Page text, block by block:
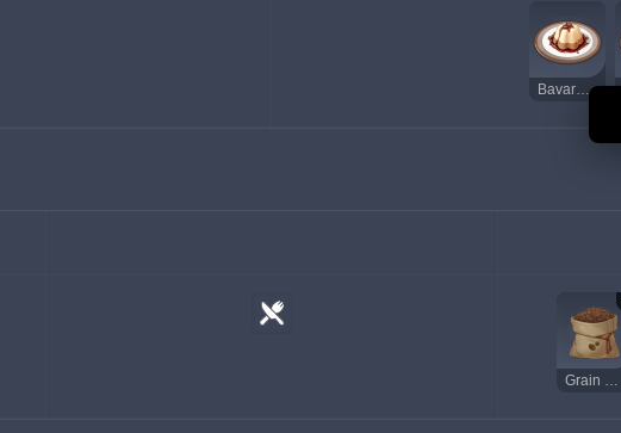
Bavarois au café
Grain de café